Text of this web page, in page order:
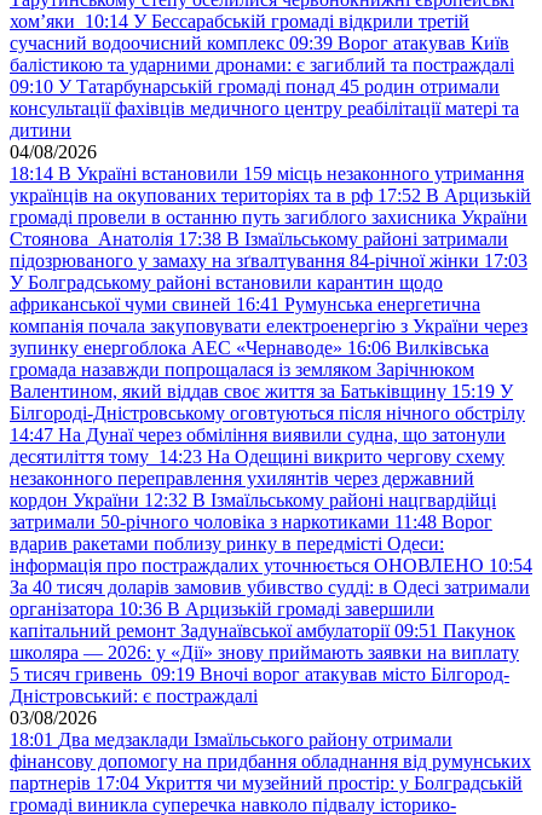
хом’яки 10:14 У Бессарабській громаді відкрили третій
сучасний водоочисний комплекс 09:39 Ворог атакував Київ
балістикою та ударними дронами: є загиблий та постраждалі
09:10 У Татарбунарській громаді понад 45 родин отримали
консультації фахівців медичного центру реабілітації матері та
дитини
04/08/2026
18:14 В Україні встановили 159 місць незаконного утримання
українців на окупованих територіях та в рф 17:52 В Арцизькій
громаді провели в останню путь загиблого захисника України
Стоянова Анатолія 17:38 В Ізмаїльському районі затримали
підозрюваного у замаху на зґвалтування 84-річної жінки 17:03
У Болградському районі встановили карантин щодо
африканської чуми свиней 16:41 Румунська енергетична
компанія почала закуповувати електроенергію з України через
зупинку енергоблока АЕС «Чернаводе» 16:06 Вилківська
громада назавжди попрощалася із земляком Зарічнюком
Валентином, який віддав своє життя за Батьківщину 15:19 У
Білгороді-Дністровському оговтуються після нічного обстрілу
14:47 На Дунаї через обміління виявили судна, що затонули
десятиліття тому 14:23 На Одещині викрито чергову схему
незаконного переправлення ухилянтів через державний
кордон України 12:32 В Ізмаїльському районі нацгвардійці
затримали 50-річного чоловіка з наркотиками 11:48 Ворог
вдарив ракетами поблизу ринку в передмісті Одеси:
інформація про постраждалих уточнюється ОНОВЛЕНО 10:54
За 40 тисяч доларів замовив убивство судді: в Одесі затримали
організатора 10:36 В Арцизькій громаді завершили
капітальний ремонт Задунаївської амбулаторії 09:51 Пакунок
школяра — 2026: у «Дії» знову приймають заявки на виплату
5 тисяч гривень 09:19 Вночі ворог атакував місто Білгород-
Дністровський: є постраждалі
03/08/2026
18:01 Два медзаклади Ізмаїльського району отримали
фінансову допомогу на придбання обладнання від румунських
партнерів 17:04 Укриття чи музейний простір: у Болградській
громаді виникла суперечка навколо підвалу історико-